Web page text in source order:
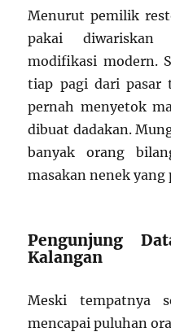
Menurut pemilik
pakai diwariskan
modifikasi modern.
tiap pagi dari pasar
pernah menyetok
dibuat dadakan.
banyak orang
masakan nenek yang
Pengunjung
Kalangan
Meski tempatnya
mencapai puluhan